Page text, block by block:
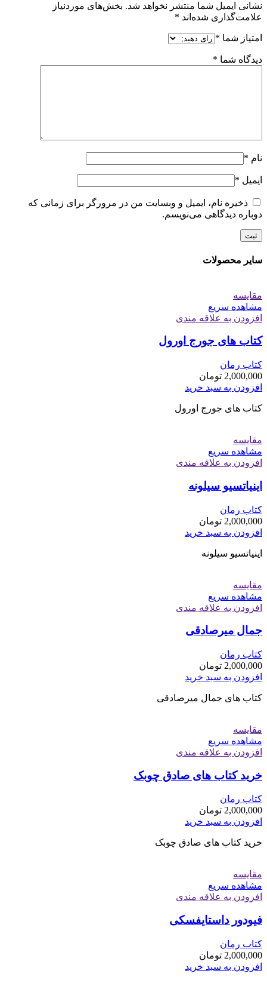
نشانی ایمیل شما منتشر نخواهد شد. بخش‌های موردنیاز
علامت‌گذاری شده‌اند *
امتیاز شما *
دیدگاه شما *
نام *
ایمیل *
ذخیره نام، ایمیل و وبسایت من در مرورگر برای زمانی که
دوباره دیدگاهی می‌نویسم.
سایر محصولات
مقایسه
مشاهده سریع
افزودن به علاقه مندی
کتاب های جورج اورول
کتاب رمان
2,000,000 تومان
افزودن به سبد خرید
کتاب های جورج اورول
مقایسه
مشاهده سریع
افزودن به علاقه مندی
اینیاتسیو سیلونه
کتاب رمان
2,000,000 تومان
افزودن به سبد خرید
اینیاتسیو سیلونه
مقایسه
مشاهده سریع
افزودن به علاقه مندی
جمال میرصادقی
کتاب رمان
2,000,000 تومان
افزودن به سبد خرید
کتاب های جمال میرصادقی
مقایسه
مشاهده سریع
افزودن به علاقه مندی
خرید کتاب های صادق چوبک
کتاب رمان
2,000,000 تومان
افزودن به سبد خرید
خرید کتاب های صادق چوبک
مقایسه
مشاهده سریع
افزودن به علاقه مندی
فیودور داستایفسکی
کتاب رمان
2,000,000 تومان
افزودن به سبد خرید